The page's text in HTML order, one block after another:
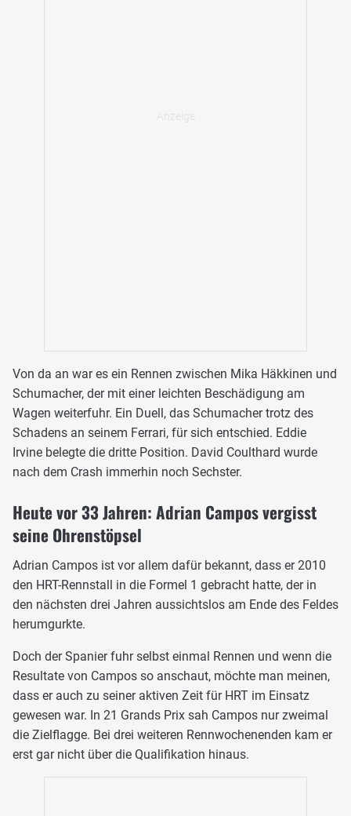
Von da an war es ein Rennen zwischen Mika Häkkinen und
Schumacher, der mit einer leichten Beschädigung am
Wagen weiterfuhr. Ein Duell, das Schumacher trotz des
Schadens an seinem Ferrari, für sich entschied. Eddie
Irvine belegte die dritte Position. David Coulthard wurde
nach dem Crash immerhin noch Sechster.
Heute vor 33 Jahren: Adrian Campos vergisst
seine Ohrenstöpsel
Adrian Campos ist vor allem dafür bekannt, dass er 2010
den HRT-Rennstall in die Formel 1 gebracht hatte, der in
den nächsten drei Jahren aussichtslos am Ende des Feldes
herumgurkte.
Doch der Spanier fuhr selbst einmal Rennen und wenn die
Resultate von Campos so anschaut, möchte man meinen,
dass er auch zu seiner aktiven Zeit für HRT im Einsatz
gewesen war. In 21 Grands Prix sah Campos nur zweimal
die Zielflagge. Bei drei weiteren Rennwochenenden kam er
erst gar nicht über die Qualifikation hinaus.